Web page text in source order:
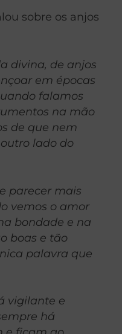
sobre os anjos
divina, de anjos
em épocas
falamos
na mão
de que nem
lado do
parecer mais
vemos o amor
bondade e na
boas e tão
palavra que
vigilante e
há